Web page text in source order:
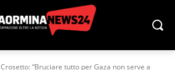
Crosetto: “Bruciare tutto per Gaza non serve a